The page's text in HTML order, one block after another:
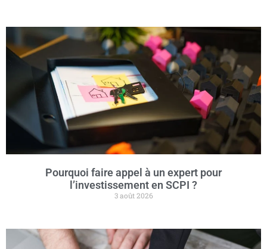
Pourquoi faire appel à un expert pour
l’investissement en SCPI ?
3 août 2026